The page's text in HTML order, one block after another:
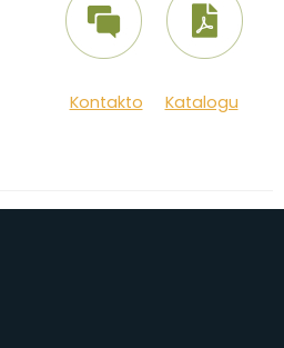
Kontakto Katalogu